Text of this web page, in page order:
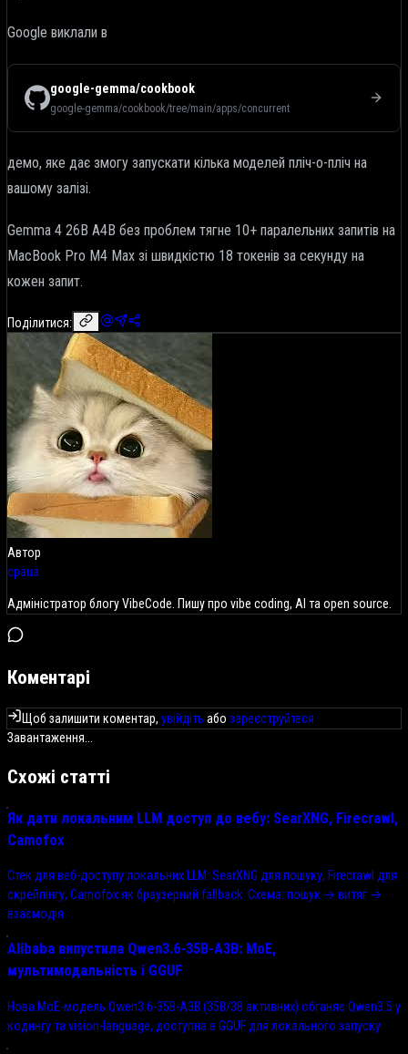
Google виклали в
google-gemma/cookbook
google-gemma/cookbook/tree/main/apps/concurrent
демо, яке дає змогу запускати кілька моделей пліч-о-пліч на
вашому залізі.
Gemma 4 26B A4B без проблем тягне 10+ паралельних запитів на
MacBook Pro M4 Max зі швидкістю 18 токенів за секунду на
кожен запит.
Поділитися:
Автор
cpaua
Адміністратор блогу VibeCode. Пишу про vibe coding, AI та open source.
Коментарі
Щоб залишити коментар, увійдіть або зареєструйтеся
Завантаження...
Схожі статті
Як дати локальним LLM доступ до вебу: SearXNG, Firecrawl,
Camofox
Стек для веб-доступу локальних LLM: SearXNG для пошуку, Firecrawl для
скрейпінгу, Camofox як браузерний fallback. Схема: пошук → витяг →
взаємодія.
Alibaba випустила Qwen3.6-35B-A3B: MoE,
мультимодальність і GGUF
Нова MoE-модель Qwen3.6-35B-A3B (35B/3B активних) обганяє Qwen3.5 у
кодингу та vision-language, доступна в GGUF для локального запуску.